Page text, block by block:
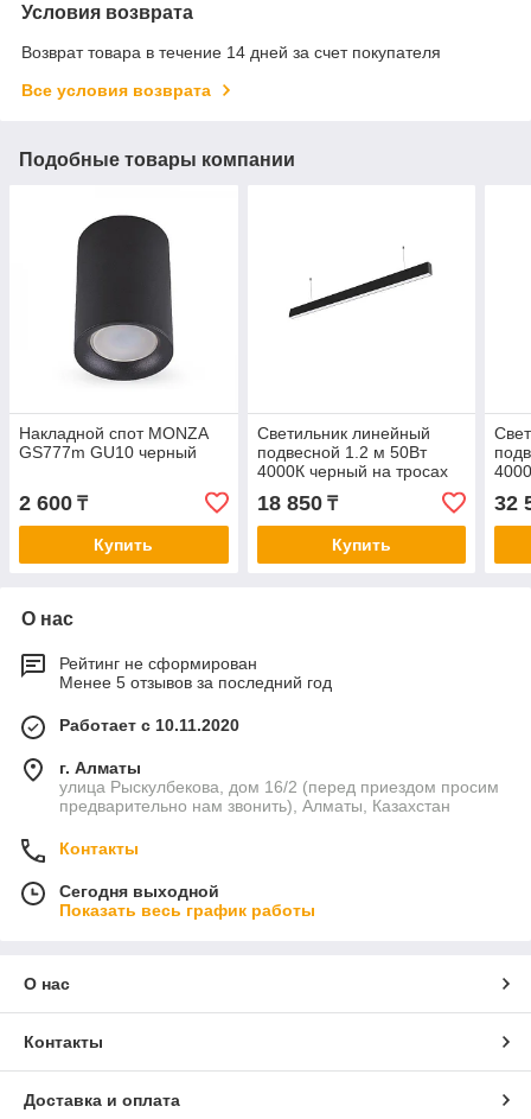
Условия возврата
Возврат товара в течение 14 дней за счет покупателя
Все условия возврата
Подобные товары компании
Накладной спот MONZA
GS777m GU10 черный
2 600 ₸
Купить
Светильник линейный
подвесной 1.2 м 50Вт
4000К черный на тросах
18 850₸
Купить
32
О нас
Рейтинг не сформирован
Менее 5 отзывов за последний год
Работает с 10.11.2020
г. Алматы
улица Рыскулбекова, дом 16/2 (перед приездом просим
предварительно нам звонить), Алматы, Казахстан
Контакты
Сегодня выходной
Показать весь график работы
О нас
Контакты
Доставка и оплата